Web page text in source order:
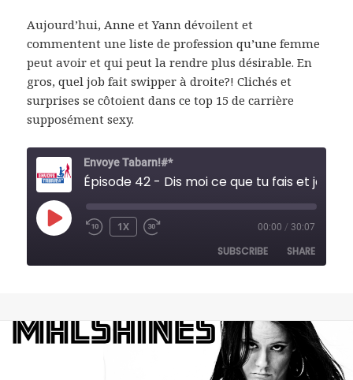
Aujourd’hui, Anne et Yann dévoilent et
commentent une liste de profession qu’une femme
peut avoir et qui peut la rendre plus désirable. En
gros, quel job fait swipper à droite?! Clichés et
surprises se côtoient dans ce top 15 de carrière
supposément sexy.
Envoye Tabarn!#*
PLAY
EPISODE REWIND
1X
FAST
00:00 / 30:07
SUBSCRIBE SHARE
LINK